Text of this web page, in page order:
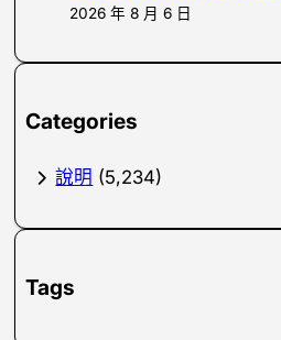
2026 年 8 月 6 日
Categories
說明 (5,234)
Tags